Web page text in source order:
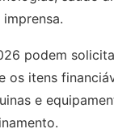
podem
os itens
e